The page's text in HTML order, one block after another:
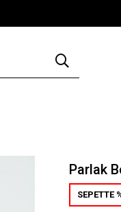
Parlak
SEPETTE